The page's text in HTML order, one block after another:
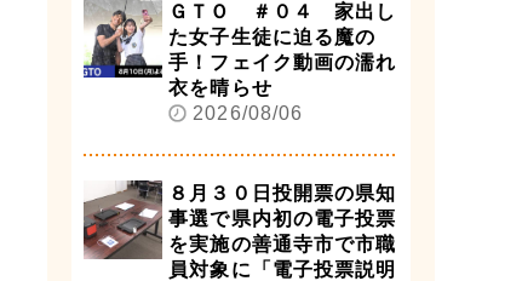
ＧＴＯ ＃０４ 家出し
た女子生徒に迫る魔の
手！フェイク動画の濡れ
衣を晴らせ
2026/08/06
８月３０日投開票の県知
事選で県内初の電子投票
を実施の善通寺市で市職
員対象に「電子投票説明